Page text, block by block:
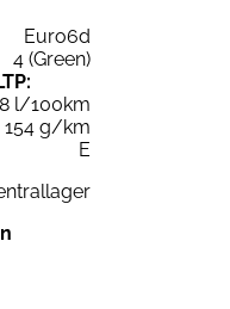
Euro6d
4 (Green)
l/100km
154 g/km
E